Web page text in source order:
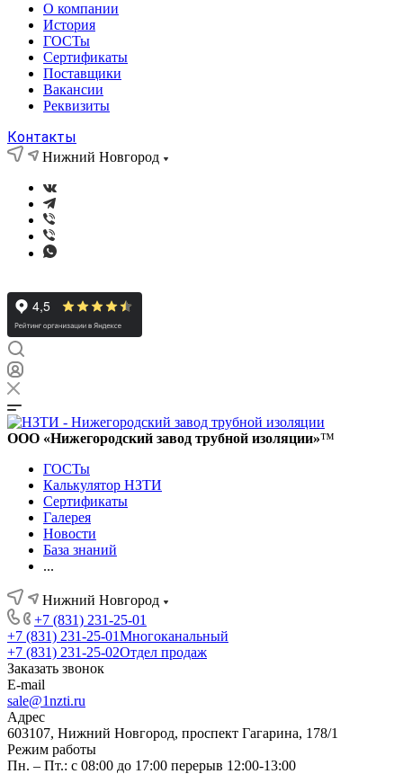
О компании
История
ГОСТы
Сертификаты
Поставщики
Вакансии
Реквизиты
Контакты
Нижний Новгород
ООО «Нижегородский завод трубной изоляции»™
ГОСТы
Калькулятор НЗТИ
Сертификаты
Галерея
Новости
База знаний
...
Нижний Новгород
+7 (831) 231-25-01
+7 (831) 231-25-01Многоканальный
+7 (831) 231-25-02Отдел продаж
Заказать звонок
E-mail
sale@1nzti.ru
Адрес
603107, Нижний Новгород, проспект Гагарина, 178/1
Режим работы
Пн. – Пт.: с 08:00 до 17:00 перерыв 12:00-13:00